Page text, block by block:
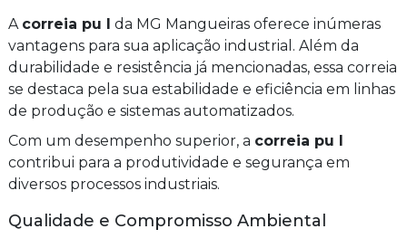
A correia pu l
da MG Mangueiras oferece inúmeras
vantagens para sua aplicação industrial. Além da
durabilidade e resistência já mencionadas, essa correia
se destaca pela sua estabilidade e eficiência em linhas
de produção e sistemas automatizados.
Com um desempenho superior, a correia pu l
contribui para a produtividade e segurança em
diversos processos industriais.
Qualidade e Compromisso Ambiental